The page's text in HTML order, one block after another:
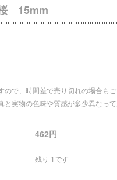
15mm
で、時間差で売り切れの場合も
実物の色味や質感が多少異なって
462円
残り 1です